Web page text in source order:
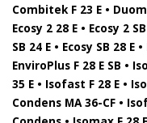
Combitek F 23 E •
Ecosy 2 28 E • Ecosy 2
SB 24 E • Ecosy SB 28 E
EnviroPlus F 28 E SB •
35 E • Isofast F 28 E •
Condens MA 36-CF •